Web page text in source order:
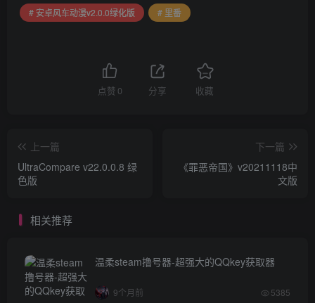
# 安卓风车动漫v2.0.0绿化版
# 里番
点赞 0 分享 收藏
上一篇
UltraCompare v22.0.0.8 绿
色版
下一篇
《罪恶帝国》v20211118中
文版
相关推荐
温柔steam撸号器-超强大的QQkey获取器
9个月前 5385